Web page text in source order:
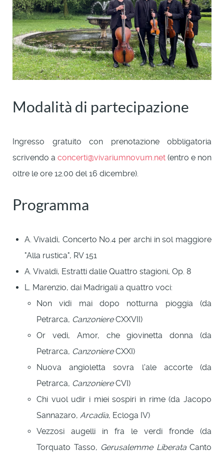
Modalità di partecipazione
Ingresso gratuito con prenotazione obbligatoria
scrivendo a concerti@vivariumnovum.net (entro e non
oltre le ore 12.00 del 16 dicembre).
Programma
A. Vivaldi, Concerto No.4 per archi in sol maggiore
"Alla rustica", RV 151
A. Vivaldi, Estratti dalle Quattro stagioni, Op. 8
L. Marenzio, dai Madrigali a quattro voci:
Non vidi mai dopo notturna pioggia (da
Petrarca, CanzoniereCXXVII)
Or vedi, Amor, che giovinetta donna (da
Petrarca, CanzoniereCXXI)
Nuova angioletta sovra l'ale accorte (da
Petrarca, CanzoniereCVI)
Chi vuol udir i miei sospiri in rime (da Jacopo
Sannazaro, Arcadia, Ecloga IV)
Vezzosi augelli in fra le verdi fronde (da
Torquato Tasso, Gerusalemme LiberataCanto